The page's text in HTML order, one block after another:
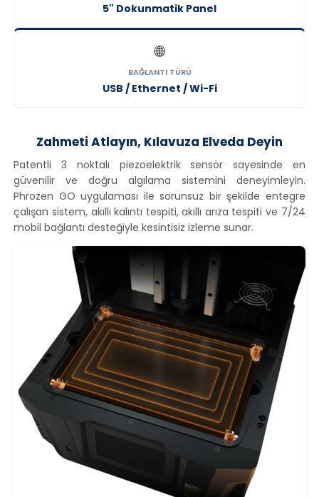
5" Dokunmatik Panel
🌐
BAĞLANTI TÜRÜ
USB / Ethernet / Wi-Fi
Zahmeti Atlayın, Kılavuza Elveda Deyin
Patentli 3 noktalı piezoelektrik sensör sayesinde en
güvenilir ve doğru algılama sistemini deneyimleyin.
Phrozen GO uygulaması ile sorunsuz bir şekilde entegre
çalışan sistem, akıllı kalıntı tespiti, akıllı arıza tespiti ve 7/24
mobil bağlantı desteğiyle kesintisiz izleme sunar.